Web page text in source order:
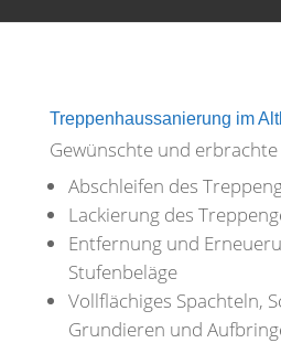
Treppenhaussanierung im
Gewünschte und
Abschleifen des
Lackierung des
Entfernung und
Stufenbeläge
Vollflächiges Spachteln,
Grundieren und